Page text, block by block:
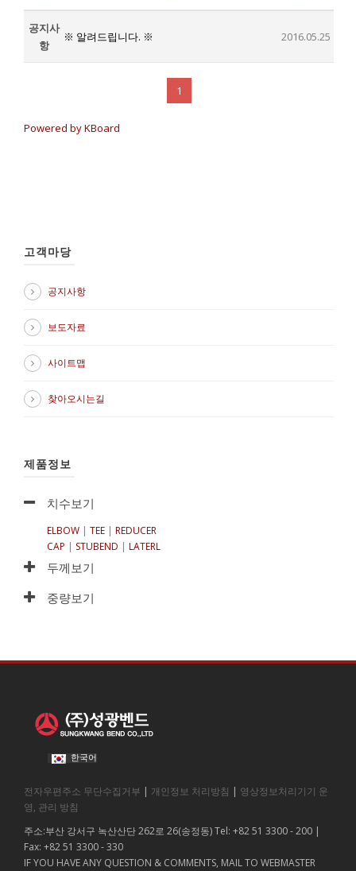
공지사
항
※ 알려드립니다. ※ 2016.05.25
1
Powered by KBoard
고객마당
공지사항
보도자료
사이트맵
찾아오시는길
제품정보
치수보기
ELBOW | TEE | REDUCER
CAP | STUBEND | LATERL
두께보기
중량보기
한국어
전자우편주소 무단수집거부 | 개인정보 처리방침 | 영상정보처리기기 운
영, 관리 방침
주소:부산 강서구 녹산산단 262로 26(송정동) Tel: +82 51 3300 - 200 |
Fax: +82 51 3300 - 330
IF YOU HAVE ANY QUESTION & COMMENTS, MAIL TO WEBMASTER